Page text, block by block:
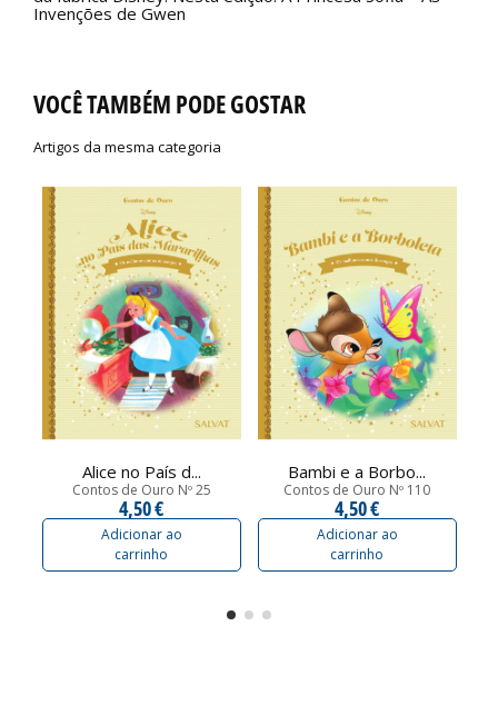
Invenções de Gwen
VOCÊ TAMBÉM PODE GOSTAR
Artigos da mesma categoria
Alice no País d...
Contos de Ouro Nº 25
4,50 €
Adicionar ao
carrinho
Bambi e a Borbo...
Contos de Ouro Nº 110
4,50 €
Adicionar ao
carrinho